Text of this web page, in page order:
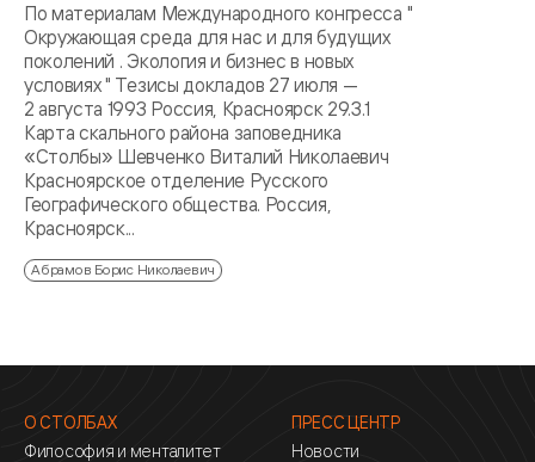
По материалам Международного конгресса "
Окружающая среда для нас и для будущих
поколений . Экология и бизнес в новых
условиях " Тезисы докладов 27 июля —
2 августа 1993 Россия, Красноярск 29.3.1
Карта скального района заповедника
«Столбы» Шевченко Виталий Николаевич
Красноярское отделение Русского
Географического общества. Россия,
Красноярск...
Абрамов Борис Николаевич
О СТОЛБАХ
Философия и менталитет
ПРЕСС ЦЕНТР
Новости